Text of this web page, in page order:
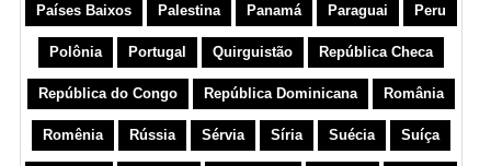
Países Baixos Palestina Panamá Paraguai Peru
Polônia Portugal Quirguistão República Checa
República do Congo República Dominicana România
Romênia Rússia Sérvia Síria Suécia Suíça